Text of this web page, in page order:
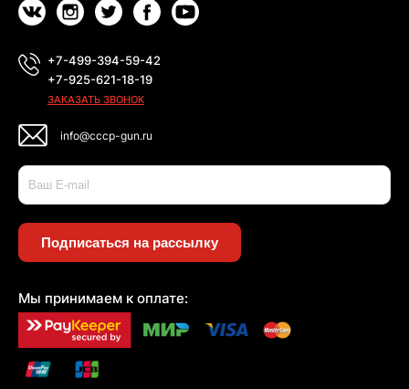
+7-499-394-59-42
+7-925-621-18-19
ЗАКАЗАТЬ ЗВОНОК
info@cccp-gun.ru
Подписаться на рассылку
Мы принимаем к оплате: